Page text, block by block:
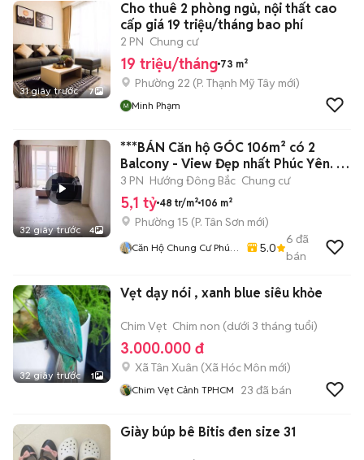
31 giây trước 7
Cho thuê 2 phòng ngủ, nội thất cao
cấp giá 19 triệu/tháng bao phí
2 PN Chung cư
19 triệu/tháng 73 m²
Phường 22 (P. Thạnh Mỹ Tây mới)
Minh Phạm
32 giây trước 4
***BÁN Căn hộ GÓC 106m² có 2
Balcony - View Đẹp nhất Phúc Yên. 📕
SHR.
3 PN Hướng Đông Bắc Chung cư
5,1 tỷ 48 tr/m² 106 m²
Phường 15 (P. Tân Sơn mới)
Căn Hộ Chung Cư Phúc
5.0
6 đã
bán
32 giây trước 1
Vẹt dạy nói , xanh blue siêu khỏe
Chim Vẹt Chim non (dưới 3 tháng tuổi)
3.000.000 đ
Xã Tân Xuân (Xã Hóc Môn mới)
Chim Vẹt Cảnh TPHCM 23 đã bán
Giày búp bê Bitis đen size 31